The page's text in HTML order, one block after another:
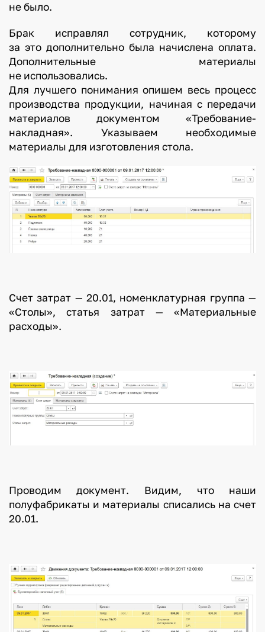
не было.
Брак исправлял сотрудник, которому
за это дополнительно была начислена оплата.
Дополнительные материалы
не использовались.
Для лучшего понимания опишем весь процесс
производства продукции, начиная с передачи
материалов документом «Требование-
накладная». Указываем необходимые
материалы для изготовления стола.
Счет затрат — 20.01, номенклатурная группа —
«Столы», статья затрат — «Материальные
расходы».
Проводим документ. Видим, что наши
полуфабрикаты и материалы списались на счет
20.01.